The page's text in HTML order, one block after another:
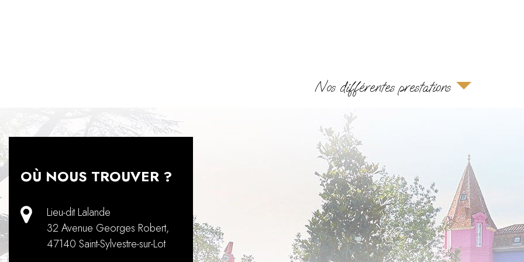
Nos différentes prestations
OÙ NOUS TROUVER ?
Lieu-dit Lalande
32 Avenue Georges Robert,
47140 Saint-Sylvestre-sur-Lot